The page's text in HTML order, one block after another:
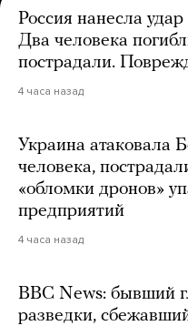
Россия нанесла
Два человека
пострадали.
4 часа назад
Украина атаковала
человека,
«обломки дронов»
предприятий
4 часа назад
BBC News: бывший
разведки,